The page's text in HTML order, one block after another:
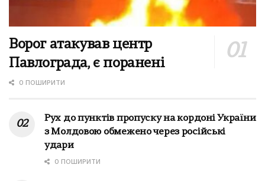
Ворог атакував центр
Павлограда, є поранені
0 ПОШИРИТИ
Рух до пунктів пропуску на кордоні України
з Молдовою обмежено через російські
удари
0 ПОШИРИТИ